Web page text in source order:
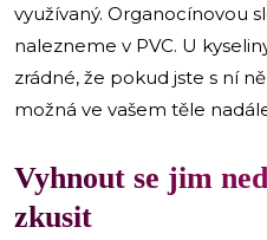
využívaný. Organocínovou
nalezneme v PVC. U
zrádné, že pokud jste s ní
možná ve vašem těle
Vyhnout se jim
zkusit